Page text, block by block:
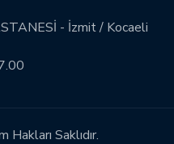
- İzmit / Kocaeli
Hakları Saklıdır.